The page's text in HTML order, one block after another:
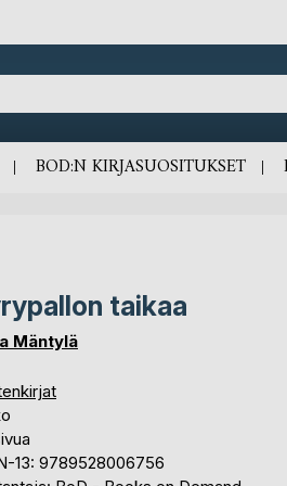
BOD:N KIRJASUOSITUKSET
taikaa
Mäntylä
13: 9789528006756